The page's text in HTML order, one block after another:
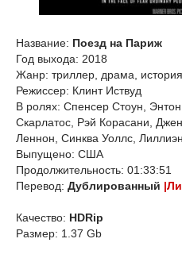
Название: Поезд на Париж
Год выхода: 2018
Жанр: триллер, драма, история
Режиссер: Клинт Иствуд
В ролях: Спенсер Стоун,
Скарлатос, Рэй Корасани,
Леннон, Синква Уоллс,
Выпущено: США
Продолжительность: 01:33:51
Перевод: Дублированный
Качество: HDRip
Размер: 1.37 Gb